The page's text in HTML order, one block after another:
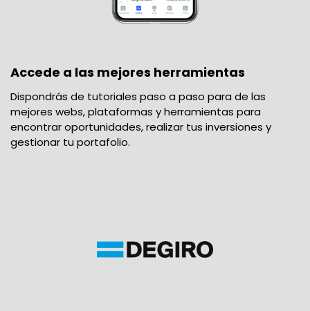
Accede a las mejores herramientas
Dispondrás de tutoriales paso a paso para de las
mejores webs, plataformas y herramientas para
encontrar oportunidades, realizar tus inversiones y
gestionar tu portafolio.